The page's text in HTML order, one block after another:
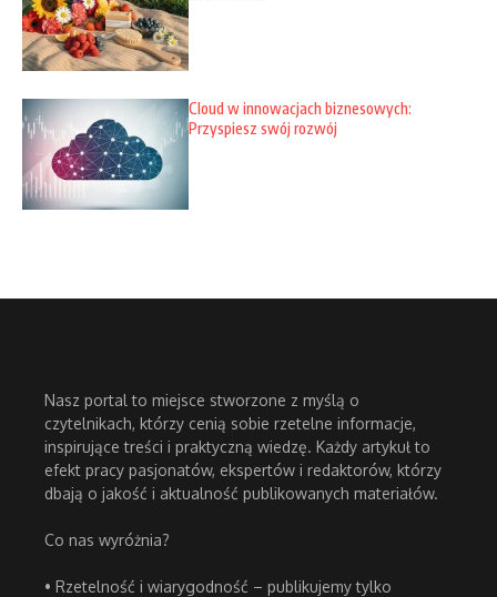
Cloud w innowacjach biznesowych:
Przyspiesz swój rozwój
Nasz portal to miejsce stworzone z myślą o
czytelnikach, którzy cenią sobie rzetelne informacje,
inspirujące treści i praktyczną wiedzę. Każdy artykuł to
efekt pracy pasjonatów, ekspertów i redaktorów, którzy
dbają o jakość i aktualność publikowanych materiałów.
Co nas wyróżnia?
• Rzetelność i wiarygodność – publikujemy tylko